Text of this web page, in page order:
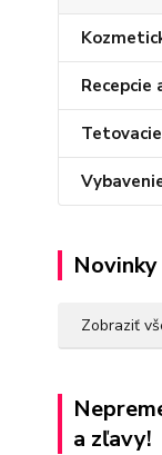
Recepcie
Novinky
Zobraziť
a zľavy!